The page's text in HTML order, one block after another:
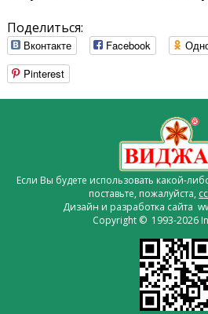
Поделиться:
Вконтакте Facebook
Pinterest
Если Вы будете использовать какой-
поставьте, пожалуйста,
Дизайн и разработка сайта
Copyright © 1993-2026